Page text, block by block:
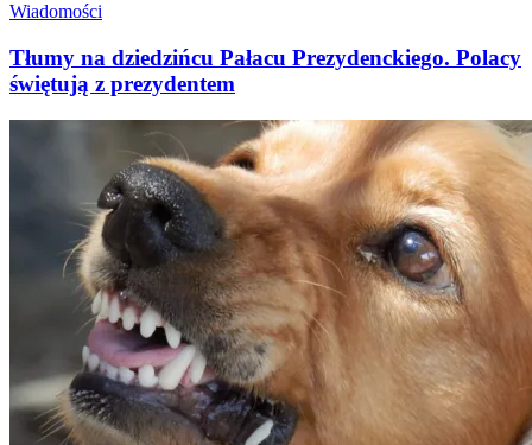
Wiadomości
Tłumy na dziedzińcu Pałacu Prezydenckiego. Polacy
świętują z prezydentem